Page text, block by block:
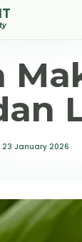
23 January 2026